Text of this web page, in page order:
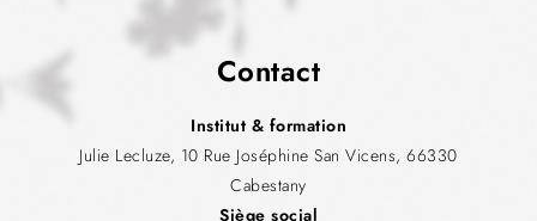
Contact
Institut & formation
Julie Lecluze, 10 Rue Joséphine San Vicens, 66330
Cabestany
Siège social